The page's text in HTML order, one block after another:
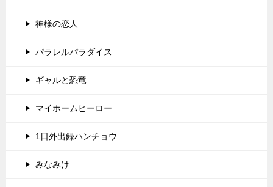
神様の恋人
パラレルパラダイス
ギャルと恐竜
マイホームヒーロー
1日外出録ハンチョウ
みなみけ